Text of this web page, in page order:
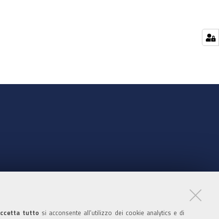
tutto si acconsente all’utilizzo dei cookie analytics e di